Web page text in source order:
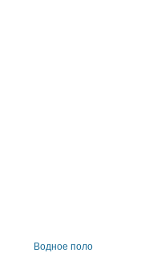
Водное поло